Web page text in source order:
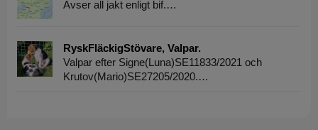
Avser all jakt enligt bif.…
RyskFläckigStövare, Valpar.
Valpar efter Signe(Luna)SE11833/2021 och
Krutov(Mario)SE27205/2020.…